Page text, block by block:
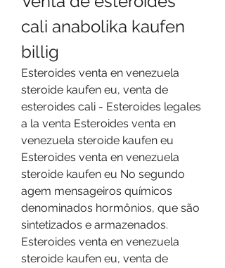
cali anabolika kaufen
billig
Esteroides venta en venezuela
steroide kaufen eu, venta de
esteroides cali - Esteroides legales
a la venta Esteroides venta en
venezuela steroide kaufen eu
Esteroides venta en venezuela
steroide kaufen eu No segundo
agem mensageiros químicos
denominados hormônios, que são
sintetizados e armazenados.
Esteroides venta en venezuela
steroide kaufen eu, venta de